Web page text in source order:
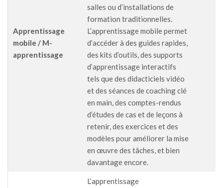
Apprentissage
mobile / M-
apprentissage
salles ou d’installations de
formation traditionnelles.
L’apprentissage mobile permet
d’accéder à des guides rapides,
des kits d’outils, des supports
d’apprentissage interactifs
tels que des didacticiels vidéo
et des séances de coaching clé
en main, des comptes-rendus
d’études de cas et de leçons à
retenir, des exercices et des
modèles pour améliorer la mise
en œuvre des tâches, et bien
davantage encore.
L’apprentissage